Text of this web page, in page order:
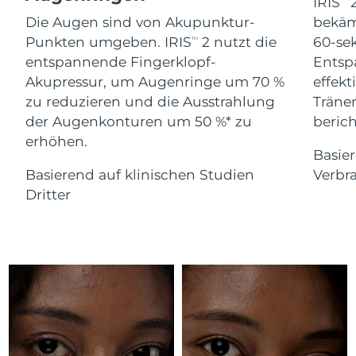
Die Augen sind von Akupunktur-
Punkten umgeben. IRISTM
2 nutzt die
entspannende Fingerklopf-
Akupressur, um Augenringe um 70 %
zu reduzieren und die Ausstrahlung
der Augenkonturen um 50 %* zu
erhöhen.
Basierend auf klinischen Studien
Dritter
60-
For healthy hair
18% PAP
Kosmetik Männer
Kaufe alles
FOREO APP
Isle of Man Erwartete Lieferung
Israel Erwartete Lieferung 8/16/26
Italien Erwartete Lieferung 8/12/26
Japan
Jersey Erwartete Lieferung 8/17/26
Lettland Erwartete Lieferung
Libanon Erwartete Lieferung 8/13/26